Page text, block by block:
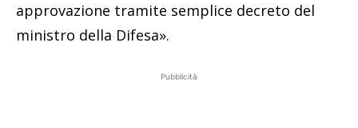
approvazione tramite semplice decreto del
ministro della Difesa».
Pubblicità